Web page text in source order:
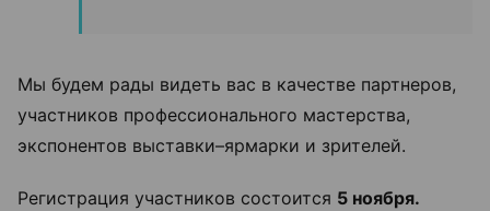
Мы будем рады видеть вас в качестве партнеров,
участников профессионального мастерства,
экспонентов выставки–ярмарки и зрителей.
Регистрация участников состоится 5 ноября.